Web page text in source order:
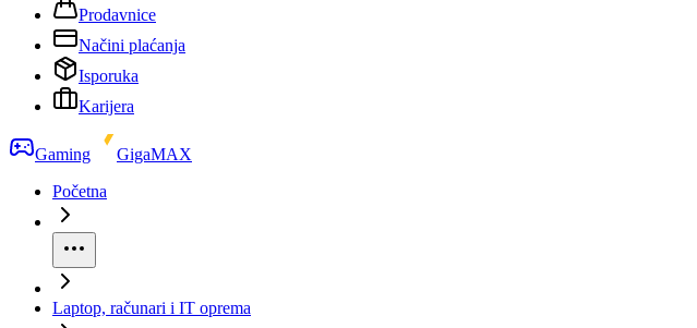
Prodavnice
Načini plaćanja
Isporuka
Karijera
Gaming
GigaMAX
Početna
Laptop, računari i IT oprema